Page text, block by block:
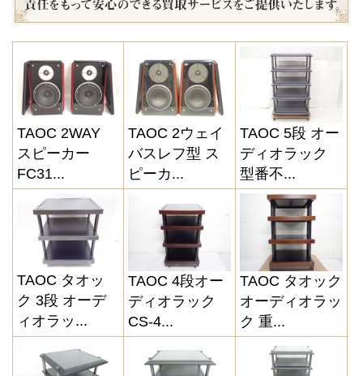
TAOC 2WAY
スピーカー
FC31...
TAOC 2ウェイ
バスレフ型 ス
ピーカ...
TAOC 5段 オー
ディオラック
型番不...
TAOC タオッ
ク 3段 オーデ
ィオラッ...
TAOC 4段オー
ディオラック
CS-4...
TAOC タオック
オーディオラッ
ク 重...